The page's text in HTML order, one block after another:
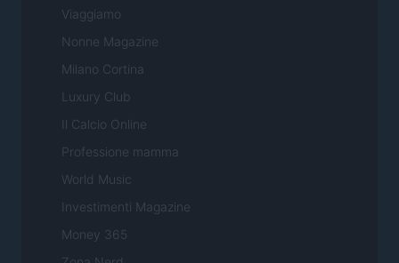
Viaggiamo
Nonne Magazine
Milano Cortina
Luxury Club
Il Calcio Online
Professione mamma
World Music
Investimenti Magazine
Money 365